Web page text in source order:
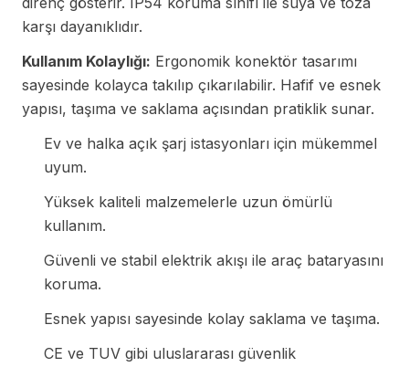
karşı dayanıklıdır.
Kullanım Kolaylığı: Ergonomik konektör tasarımı
sayesinde kolayca takılıp çıkarılabilir. Hafif ve esnek
yapısı, taşıma ve saklama açısından pratiklik sunar.
Ev ve halka açık şarj istasyonları için mükemmel
uyum.
Yüksek kaliteli malzemelerle uzun ömürlü
kullanım.
Güvenli ve stabil elektrik akışı ile araç bataryasını
koruma.
Esnek yapısı sayesinde kolay saklama ve taşıma.
CE ve TUV gibi uluslararası güvenlik